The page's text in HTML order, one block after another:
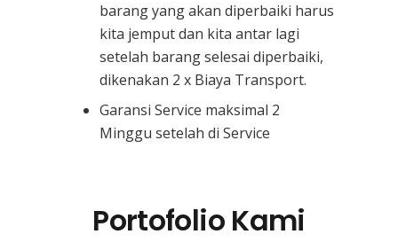
barang yang akan diperbaiki harus
kita jemput dan kita antar lagi
setelah barang selesai diperbaiki,
dikenakan 2 x Biaya Transport.
Garansi Service maksimal 2
Minggu setelah di Service
Portofolio Kami